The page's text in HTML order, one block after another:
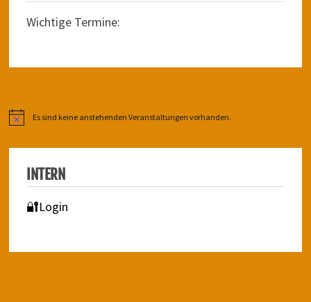
Wichtige Termine:
HinweisEs sind keine anstehenden Veranstaltungen vorhanden.
INTERN
🔐Login